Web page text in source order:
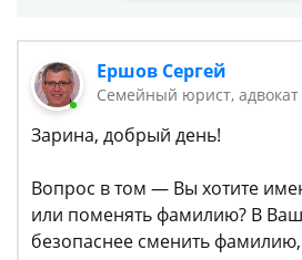
Ершов Сергей
Семейный юрист, адвокат
Зарина, добрый день!
Вопрос в том — Вы хотите
или поменять фамилию? В
безопаснее сменить